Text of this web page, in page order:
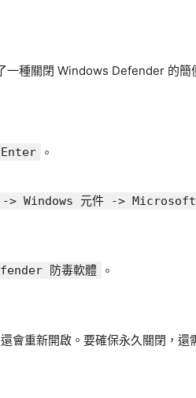
種關閉 Windows Defender 的簡
Enter
。
-> Windows 元件 -> Microsoft
防毒軟體
。
會重新開啟。要確保永久關閉，還